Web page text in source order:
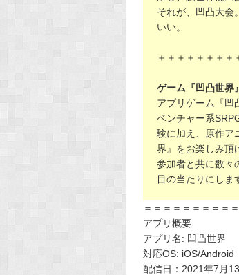
それが、凹凸大会
いい。
＋＋＋＋＋＋＋＋
ゲーム『凹凸世界
アプリゲーム『凹
ベンチャー系
験に加え、原作ア
界』をお楽しみ頂
参加者と共に数々
目の当たりにしま
＝＝＝＝＝＝＝＝＝
アプリ概要
アプリ名: 凹凸世界
対応OS: iOS/Android
配信日：2021年7月